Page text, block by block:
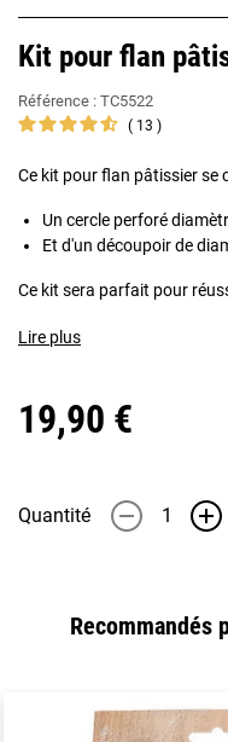
Kit pour flan
Référence : TC5522
13
Ce kit pour flan pâtissier se
Un cercle perforé
Et d'un découpoir de
Ce kit sera parfait pour
Lire plus
19,90 €
Quantité - +
Recommandés